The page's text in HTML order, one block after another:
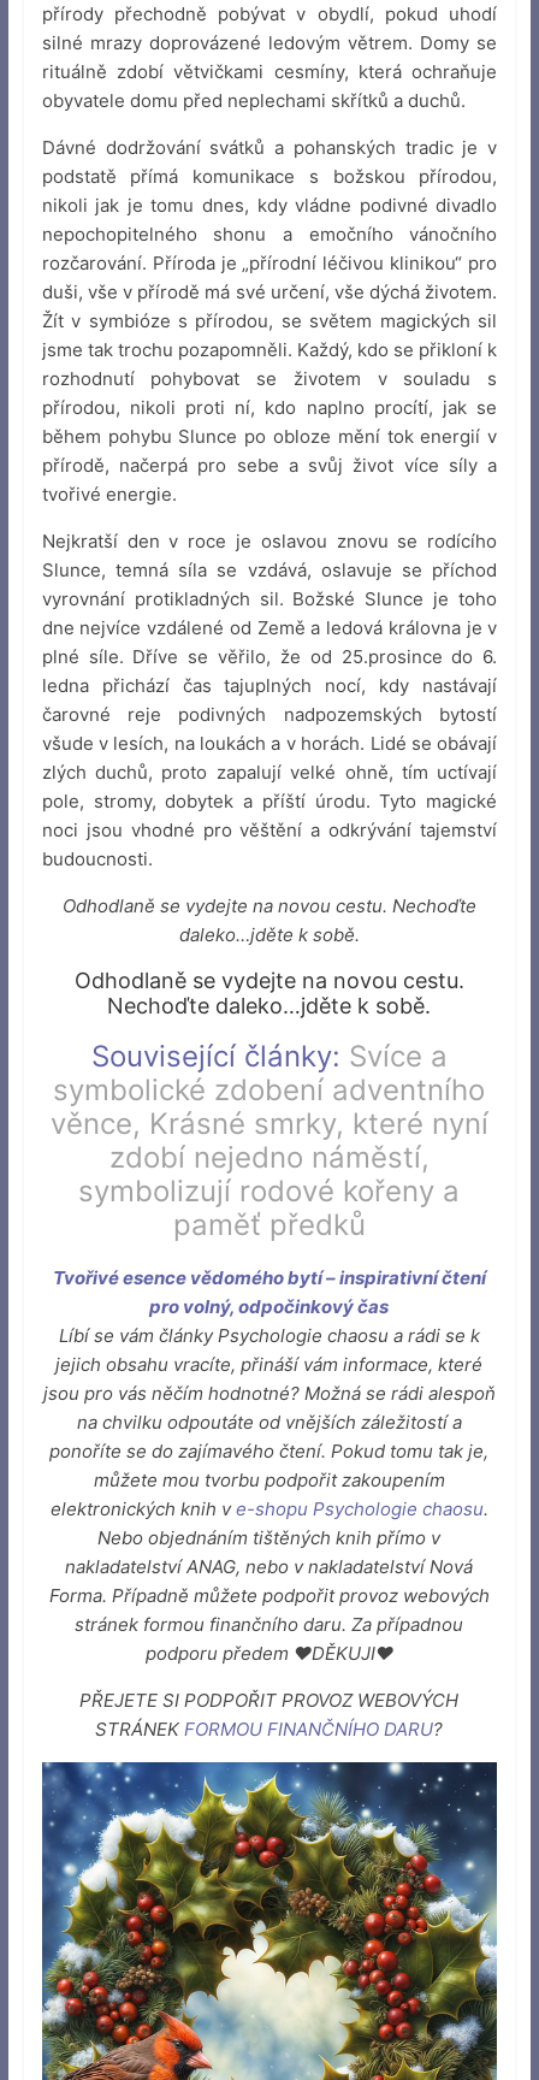
přírody přechodně pobývat v obydlí, pokud uhodí
silné mrazy doprovázené ledovým větrem. Domy se
rituálně zdobí větvičkami cesmíny, která ochraňuje
obyvatele domu před neplechami skřítků a duchů.
Dávné dodržování svátků a pohanských tradic je v
podstatě přímá komunikace s božskou přírodou,
nikoli jak je tomu dnes, kdy vládne podivné divadlo
nepochopitelného shonu a emočního vánočního
rozčarování. Příroda je „přírodní léčivou klinikou“ pro
duši, vše v přírodě má své určení, vše dýchá životem.
Žít v symbióze s přírodou, se světem magických sil
jsme tak trochu pozapomněli. Každý, kdo se přikloní k
rozhodnutí pohybovat se životem v souladu s
přírodou, nikoli proti ní, kdo naplno procítí, jak se
během pohybu Slunce po obloze mění tok energií v
přírodě, načerpá pro sebe a svůj život více síly a
tvořivé energie.
Nejkratší den v roce je oslavou znovu se rodícího
Slunce, temná síla se vzdává, oslavuje se příchod
vyrovnání protikladných sil. Božské Slunce je toho
dne nejvíce vzdálené od Země a ledová královna je v
plné síle. Dříve se věřilo, že od 25.prosince do 6.
ledna přichází čas tajuplných nocí, kdy nastávají
čarovné reje podivných nadpozemských bytostí
všude v lesích, na loukách a v horách. Lidé se obávají
zlých duchů, proto zapalují velké ohně, tím uctívají
pole, stromy, dobytek a příští úrodu. Tyto magické
noci jsou vhodné pro věštění a odkrývání tajemství
budoucnosti.
Odhodlaně se vydejte na novou cestu. Nechoďte
daleko…jděte k sobě.
Odhodlaně se vydejte na novou cestu.
Nechoďte daleko…jděte k sobě.
Související články: Svíce a
symbolické zdobení adventního
věnce, Krásné smrky, které nyní
zdobí nejedno náměstí,
symbolizují rodové kořeny a
paměť předků
Tvořivé esence vědomého bytí – inspirativní čtení
pro volný, odpočinkový čas
Líbí se vám články Psychologie chaosu a rádi se k
jejich obsahu vracíte, přináší vám informace, které
jsou pro vás něčím hodnotné? Možná se rádi alespoň
na chvilku odpoutáte od vnějších záležitostí a
ponoříte se do zajímavého čtení. Pokud tomu tak je,
můžete mou tvorbu podpořit zakoupením
elektronických knih ve-shopu Psychologie chaosu.
Nebo objednáním tištěných knih přímo v
nakladatelství ANAG, nebo v nakladatelství Nová
Forma. Případně můžete podpořit provoz webových
stránek formou finančního daru. Za případnou
podporu předem ♥DĚKUJI♥
PŘEJETE SI PODPOŘIT PROVOZ WEBOVÝCH
STRÁNEK FORMOU FINANČNÍHO DARU?